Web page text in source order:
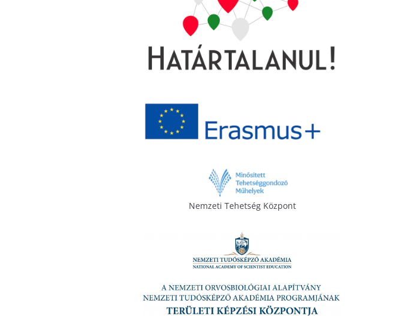
Nemzeti Tehetség Központ